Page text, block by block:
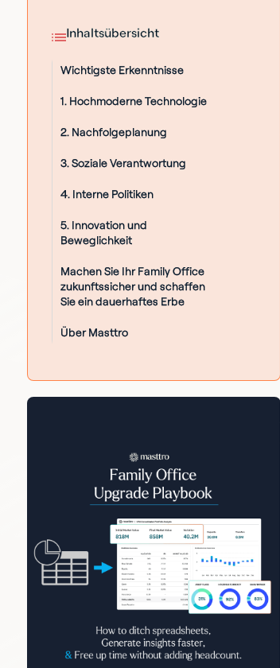
Inhaltsübersicht
Wichtigste Erkenntnisse
1. Hochmoderne Technologie
2. Nachfolgeplanung
3. Soziale Verantwortung
4. Interne Politiken
5. Innovation und
Beweglichkeit
Machen Sie Ihr Family Office
zukunftssicher und schaffen
Sie ein dauerhaftes Erbe
Über Masttro